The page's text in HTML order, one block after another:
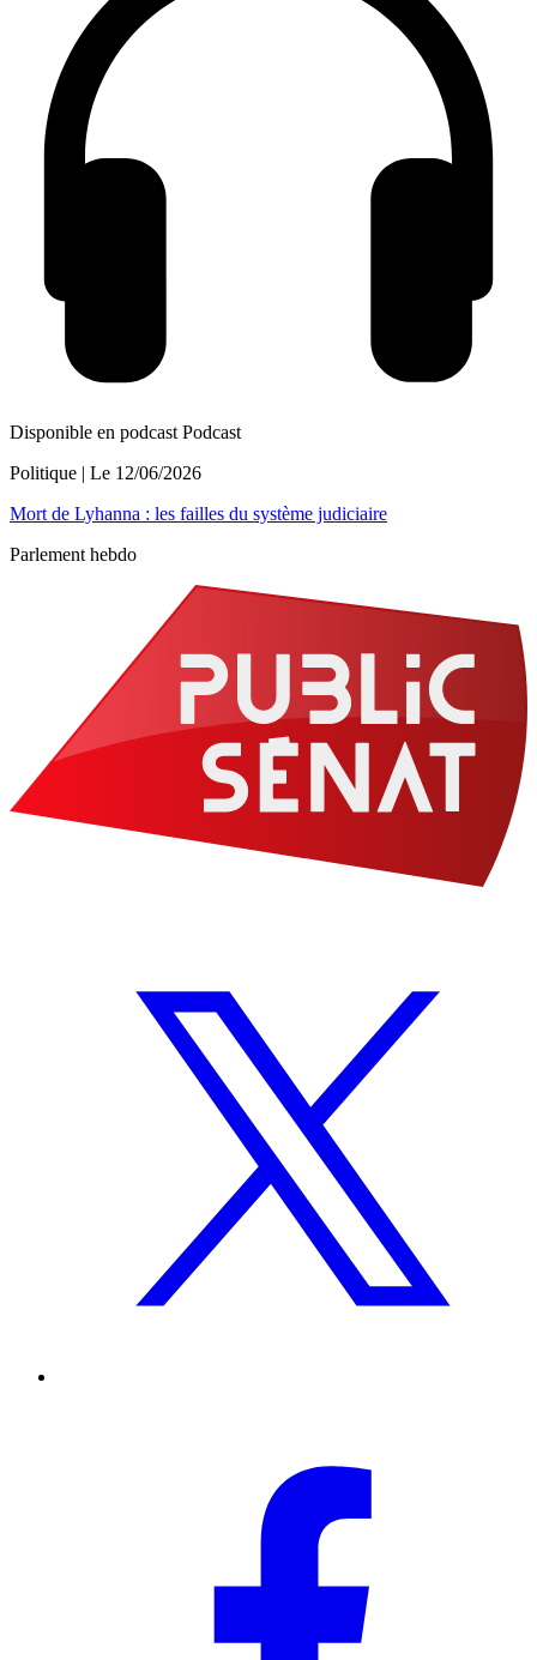
Disponible en podcast Podcast
Politique | Le 12/06/2026
Mort de Lyhanna : les failles du système judiciaire
Parlement hebdo